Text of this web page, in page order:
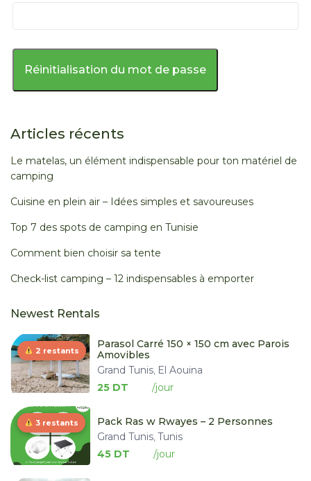
Réinitialisation du mot de passe
Articles récents
Le matelas, un élément indispensable pour ton matériel de
camping
Cuisine en plein air – Idées simples et savoureuses
Top 7 des spots de camping en Tunisie
Comment bien choisir sa tente
Check-list camping – 12 indispensables à emporter
Newest Rentals
2 restants
Parasol Carré 150 × 150 cm avec Parois
Amovibles
Grand Tunis El Aouina
25 DT
3 restants
Pack Ras w Rwayes – 2 Personnes
Grand Tunis ,Tunis
45 DT